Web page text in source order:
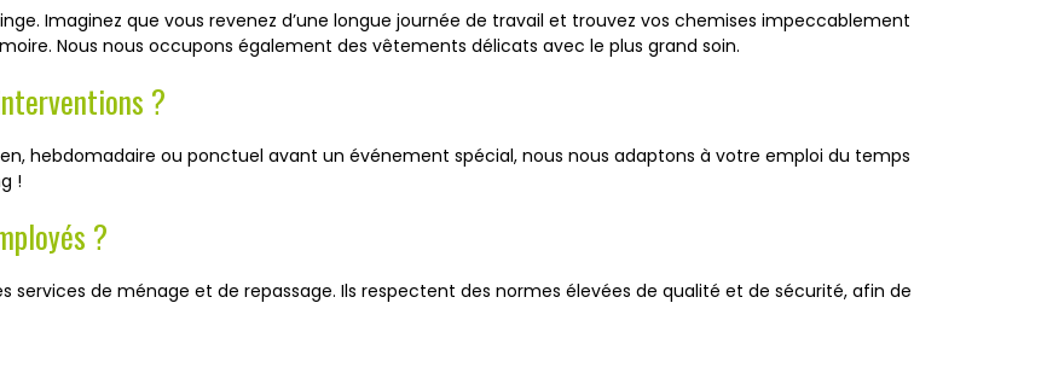
Imaginez que vous revenez d’une longue journée de travail et trouvez vos chemises impeccablement
Nous nous occupons également des vêtements délicats avec le plus grand soin.
?
hebdomadaire ou ponctuel avant un événement spécial, nous nous adaptons à votre emploi du temps
!
?
services de ménage et de repassage. Ils respectent des normes élevées de qualité et de sécurité, afin de